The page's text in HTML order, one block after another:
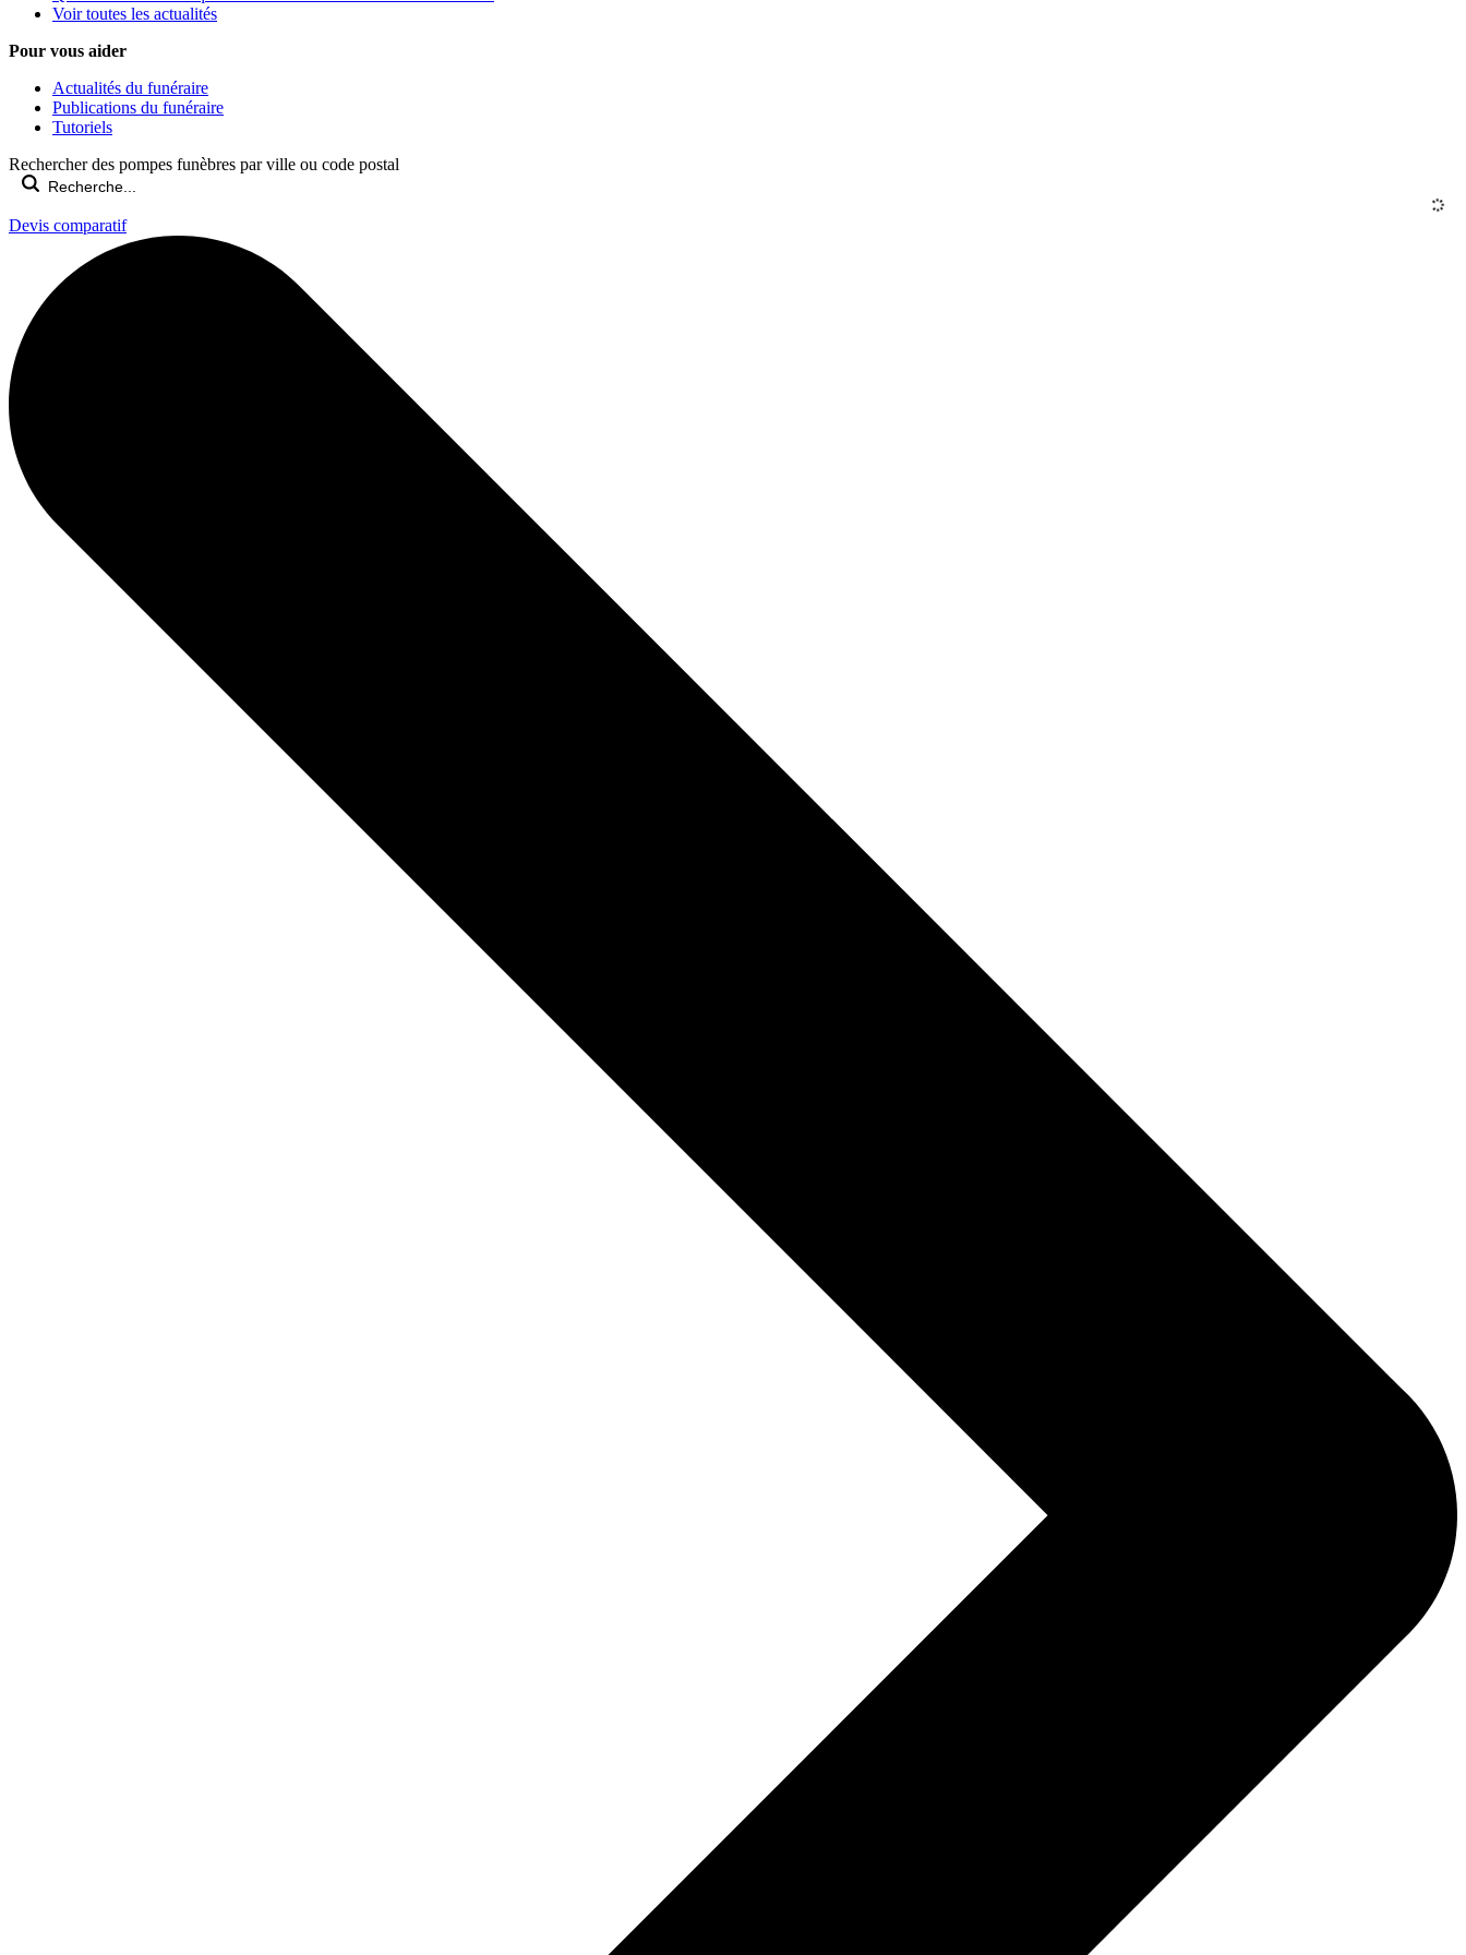
Voir toutes les actualités
Pour vous aider
Actualités du funéraire
Publications du funéraire
Tutoriels
Rechercher des pompes funèbres par ville ou code postal
Devis comparatif